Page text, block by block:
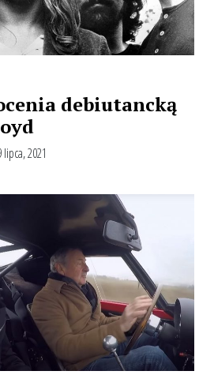
debiutancką
2021